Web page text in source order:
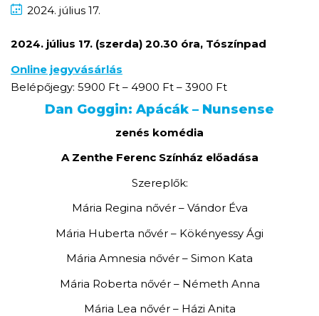
2024. július 17.
2024. július 17. (szerda) 20.30 óra, Tószínpad
Online jegyvásárlás
Belépőjegy: 5900 Ft – 4900 Ft – 3900 Ft
Dan Goggin: Apácák – Nunsense
zenés komédia
A Zenthe Ferenc Színház előadása
Szereplők:
Mária Regina nővér – Vándor Éva
Mária Huberta nővér – Kökényessy Ági
Mária Amnesia nővér – Simon Kata
Mária Roberta nővér – Németh Anna
Mária Lea nővér – Házi Anita